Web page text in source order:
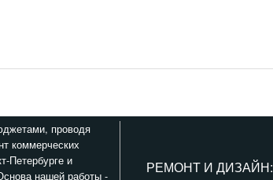
проводя
коммерческих
Петербурге и
нашей работы -
РЕМОНТ И ДИЗАЙН: